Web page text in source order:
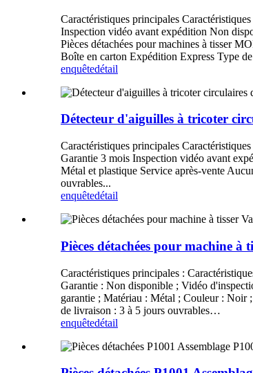
Caractéristiques principales
Inspection vidéo avant expédition Non
Pièces détachées pour machines à tisser
Boîte en carton Expédition Express Type
enquêtedétail
Détecteur d'aiguilles à tricoter
Caractéristiques principales
Garantie 3 mois Inspection vidéo avant
Métal et plastique Service après-vente
ouvrables...
enquêtedétail
Pièces détachées pour machine à
Caractéristiques principales :
Garantie : Non disponible ; Vidéo
garantie ; Matériau : Métal ; Couleur : Noir
de livraison : 3 à 5 jours ouvrables…
enquêtedétail